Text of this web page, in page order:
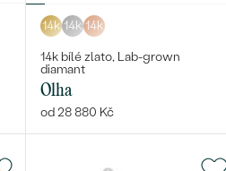
14k 14k 14k
14k bílé zlato, Lab-grown
diamant
Olha
od 28 880 Kč